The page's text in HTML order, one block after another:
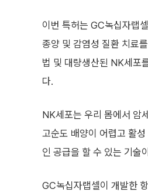
이번 특허는 GC녹십자랩
종양 및 감염성 질환 치료
법 및 대량생산된 NK세포
다.
NK세포는 우리 몸에서 암
고순도 배양이 어렵고 활
인 공급을 할 수 있는 기술
GC녹십자랩셀이 개발한